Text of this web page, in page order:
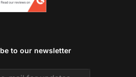
to our newsletter